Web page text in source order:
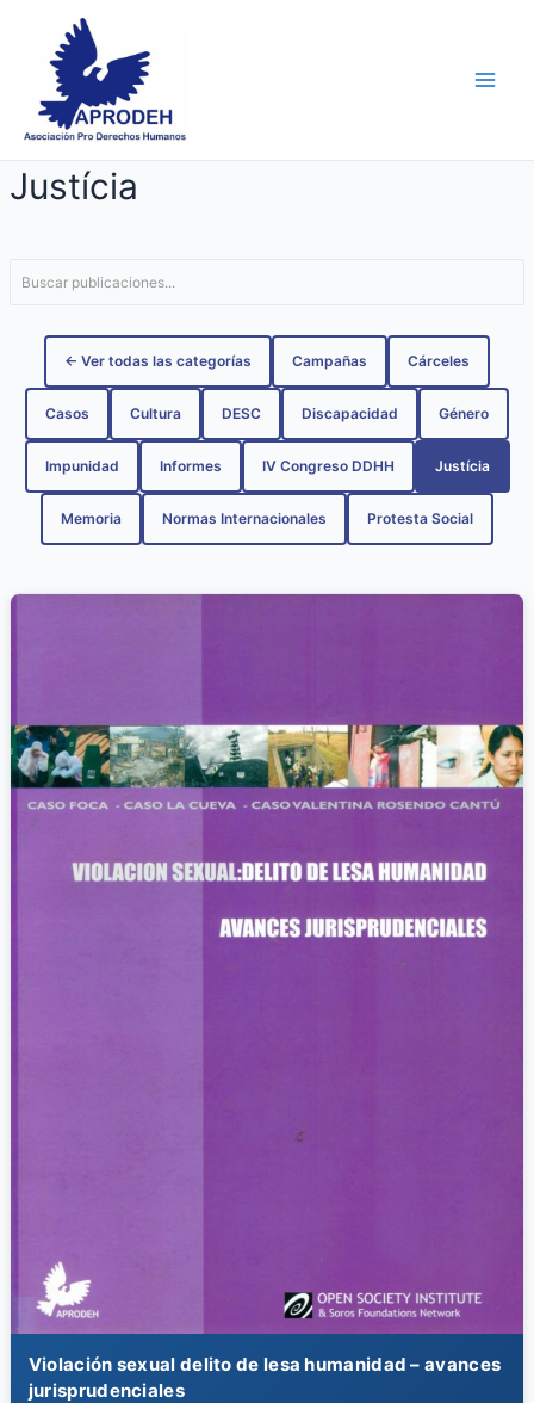
content
Justícia
← Ver todas las categorías Campañas Cárceles
Casos Cultura DESC Discapacidad Género
Impunidad Informes IV Congreso DDHH Justícia
Memoria Normas Internacionales Protesta Social
Violación sexual delito de lesa humanidad – avances
jurisprudenciales